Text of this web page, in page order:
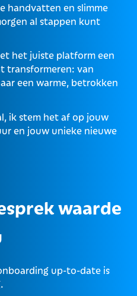
handvatten en slimme
al stappen kunt
het juiste platform een
transformeren: van
een warme, betrokken
ik stem het af op jouw
en jouw unieke nieuwe
waarde
up-to-date is